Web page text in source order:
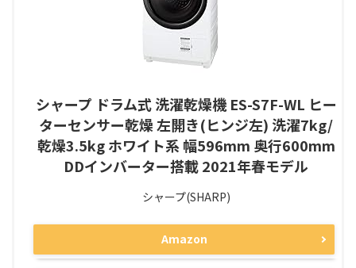
シャープ ドラム式 洗濯乾燥機 ES-S7F-WL ヒー
ターセンサー乾燥 左開き(ヒンジ左) 洗濯7kg/
乾燥3.5kg ホワイト系 幅596mm 奥行600mm
DDインバーター搭載 2021年春モデル
シャープ(SHARP)
Amazon